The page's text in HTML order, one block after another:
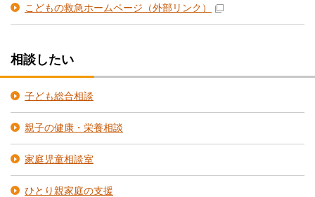
こどもの救急ホームページ （外部リンク）
相談したい
子ども総合相談
親子の健康・栄養相談
家庭児童相談室
ひとり親家庭の支援